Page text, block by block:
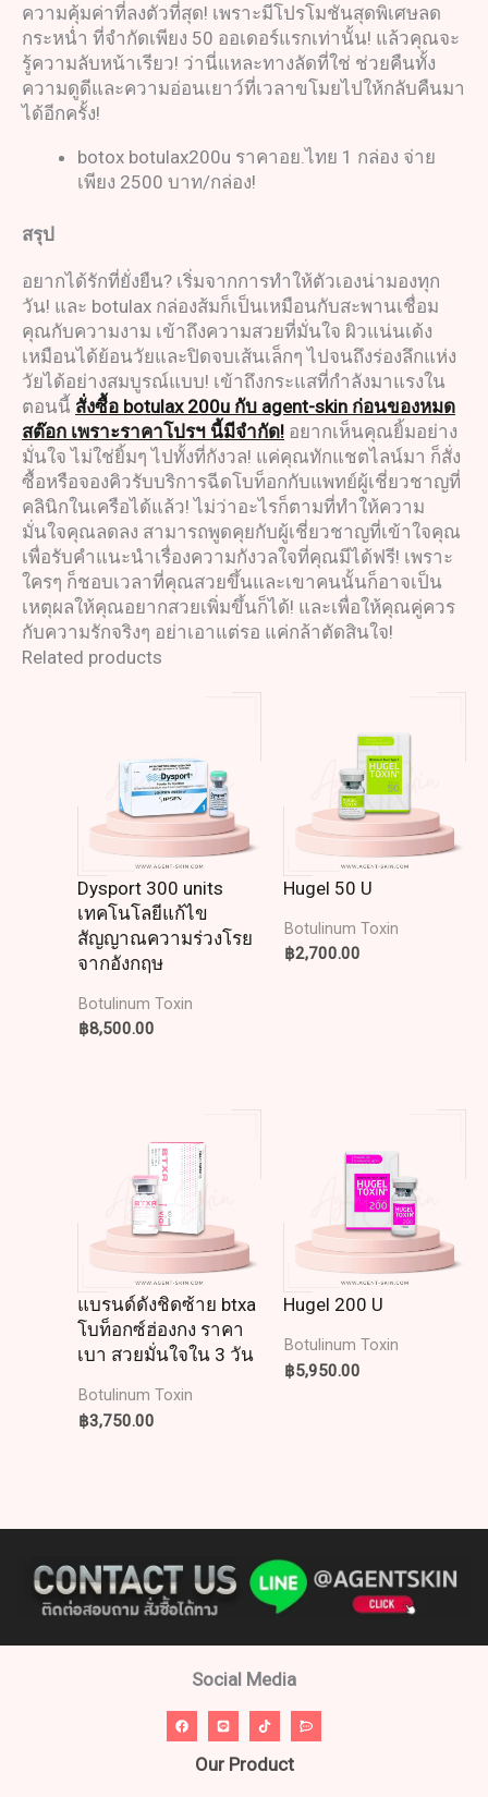
ความคุ้มค่าที่ลงตัวที่สุด! เพราะมีโปรโมชันสุดพิเศษลด
กระหน่ำ ที่จำกัดเพียง 50 ออเดอร์แรกเท่านั้น! แล้วคุณจะ
รู้ความลับหน้าเรียว! ว่านี่แหละทางลัดที่ใช่ ช่วยคืนทั้ง
ความดูดีและความอ่อนเยาว์ที่เวลาขโมยไปให้กลับคืนมา
ได้อีกครั้ง!
botox botulax200u ราคาอย.ไทย 1 กล่อง จ่าย
เพียง 2500 บาท/กล่อง!
สรุป
อยากได้รักที่ยั่งยืน? เริ่มจากการทำให้ตัวเองน่ามองทุก
วัน! และ botulax กล่องส้มก็เป็นเหมือนกับสะพานเชื่อม
คุณกับความงาม เข้าถึงความสวยที่มั่นใจ ผิวแน่นเด้ง
เหมือนได้ย้อนวัยและปิดจบเส้นเล็กๆ ไปจนถึงร่องลึกแห่ง
วัยได้อย่างสมบูรณ์แบบ! เข้าถึงกระแสที่กำลังมาแรงใน
ตอนนี้ สั่งซื้อ botulax 200u กับ agent-skin ก่อนของหมด
สต๊อก เพราะราคาโปรฯ นี้มีจำกัด! อยากเห็นคุณยิ้มอย่าง
มั่นใจ ไม่ใช่ยิ้มๆ ไปทั้งที่กังวล! แค่คุณทักแชตไลน์มา ก็สั่ง
ซื้อหรือจองคิวรับบริการฉีดโบท็อกกับแพทย์ผู้เชี่ยวชาญที่
คลินิกในเครือได้แล้ว! ไม่ว่าอะไรก็ตามที่ทำให้ความ
มั่นใจคุณลดลง สามารถพูดคุยกับผู้เชี่ยวชาญที่เข้าใจคุณ
เพื่อรับคำแนะนำเรื่องความกังวลใจที่คุณมีได้ฟรี! เพราะ
ใครๆ ก็ชอบเวลาที่คุณสวยขึ้นและเขาคนนั้นก็อาจเป็น
เหตุผลให้คุณอยากสวยเพิ่มขึ้นก็ได้! และเพื่อให้คุณคู่ควร
กับความรักจริงๆ อย่าเอาแต่รอ แค่กล้าตัดสินใจ!
Related products
Dysport 300 units
เทคโนโลยีแก้ไข
สัญญาณความร่วงโรย
จากอังกฤษ
Botulinum Toxin
฿8,500.00
Hugel 50 U
Botulinum Toxin
฿2,700.00
แบรนด์ดังชิดซ้าย btxa
โบท็อกซ์ฮ่องกง ราคา
เบา สวยมั่นใจใน 3 วัน
Botulinum Toxin
฿3,750.00
Hugel 200 U
Botulinum Toxin
฿5,950.00
Social Media
Our Product